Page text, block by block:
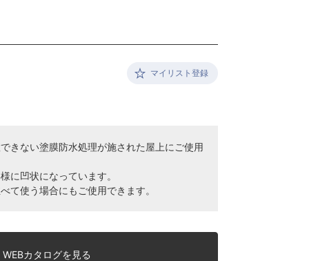
マイリスト登録
きない塗膜防水処理が施された屋上にご使用
に凹状になっています。
て使う場合にもご使用できます。
WEBカタログを見る